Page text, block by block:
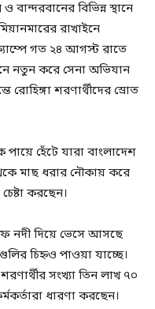
বিভিন্ন স্থানে
রাখাইনে
গত ২৪ আগস্ট রাতে
নতুন করে সেনা অভিযান
রোহিঙ্গা শরণার্থীদের স্রোত
হেঁটে যারা বাংলাদেশ
মাছ ধরার নৌকায় করে
করছেন।
নদী দিয়ে ভেসে আসছে
চিহ্নও পাওয়া যাচ্ছে।
সংখ্যা তিন লাখ ৭০
ধারণা করছেন।